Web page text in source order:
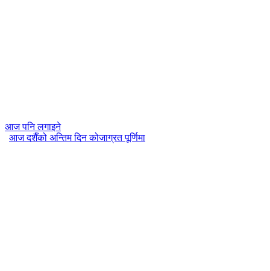
आज पनि लगाइने
आज दशैँको अन्तिम दिन कोजाग्रत पूर्णिमा